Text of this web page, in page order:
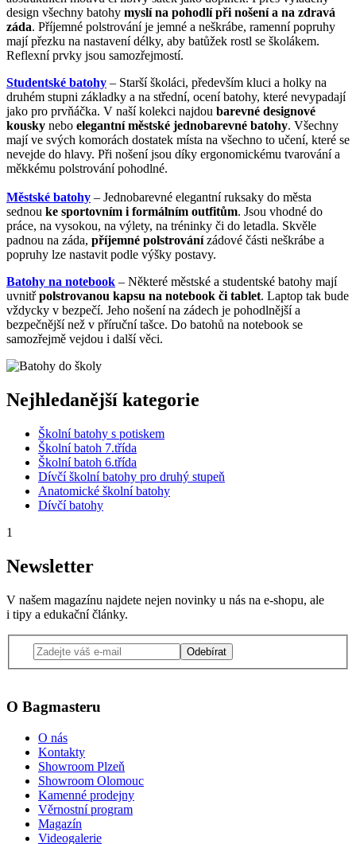
design všechny batohy myslí na pohodlí při nošení a na zdravá
záda. Příjemné polstrování je jemné a neškrábe, ramenní popruhy
mají přezku na nastavení délky, aby batůžek rostl se školákem.
Reflexní prvky jsou samozřejmostí.
Studentské batohy – Starší školáci, především kluci a holky na
druhém stupni základky a na střední, ocení batohy, které nevypadají
jako pro prvňáčka. V naší kolekci najdou barevné designové
kousky nebo elegantní městské jednobarevné batohy. Všechny
mají ve svých komorách dostatek místa na všechno to učení, které se
nevejde do hlavy. Při nošení jsou díky ergonomickému tvarování a
měkkému polstrování pohodlné.
Městské batohy – Jednobarevné elegantní ruksaky do města
sednou ke sportovním i formálním outfitům. Jsou vhodné do
práce, na vysokou, na výlety, na tréninky či do letadla. Skvěle
padnou na záda, příjemné polstrovánízádové části neškrábe a
popruhy lze nastavit podle výšky postavy.
Batohy na notebook – Některé městské a studentské batohy mají
uvnitřpolstrovanou kapsu na notebook či tablet. Laptop tak bude
vždycky v bezpečí. Jeho nošení na zádech je pohodlnější a
bezpečnější než v příruční tašce. Do batohů na notebook se
samozřejmě vejdou i další věci.
Nejhledanější kategorie
Školní batohy s potiskem
Školní batoh 7.třída
Školní batoh 6.třída
Dívčí školní batohy pro druhý stupeň
Anatomické školní batohy
Dívčí batohy
1
Newsletter
V našem magazínu najdete nejen novinky u nás na e-shopu, ale
i tipy a edukační články.
Odebírat
O Bagmasteru
O nás
Kontakty
Showroom Plzeň
Showroom Olomouc
Kamenné prodejny
Věrnostní program
Magazín
Videogalerie